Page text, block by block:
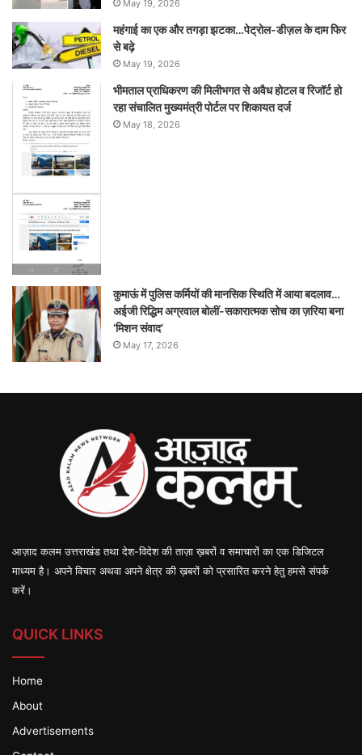
May 19, 2026
महंगाई का एक और तगड़ा झटका…पेट्रोल-डीज़ल के दाम फिर
से बढ़े
May 19, 2026
भीमताल प्राधिकरण की मिलीभगत से अवैध होटल व रिजॉर्ट हो
रहा संचालित मुख्यमंत्री पोर्टल पर शिकायत दर्ज
May 18, 2026
कुमाऊं में पुलिस कर्मियों की मानसिक स्थिति में आया बदलाव…
अईजी रिद्धिम अग्रवाल बोलीं-सकारात्मक सोच का ज़रिया बना
‘मिशन संवाद’
May 17, 2026
आज़ाद कलम उत्तराखंड तथा देश-विदेश की ताज़ा ख़बरों व समाचारों का एक डिजिटल
माध्यम है। अपने विचार अथवा अपने क्षेत्र की ख़बरों को प्रसारित करने हेतु हमसे संपर्क
करें।
QUICK LINKS
Home
About
Advertisements